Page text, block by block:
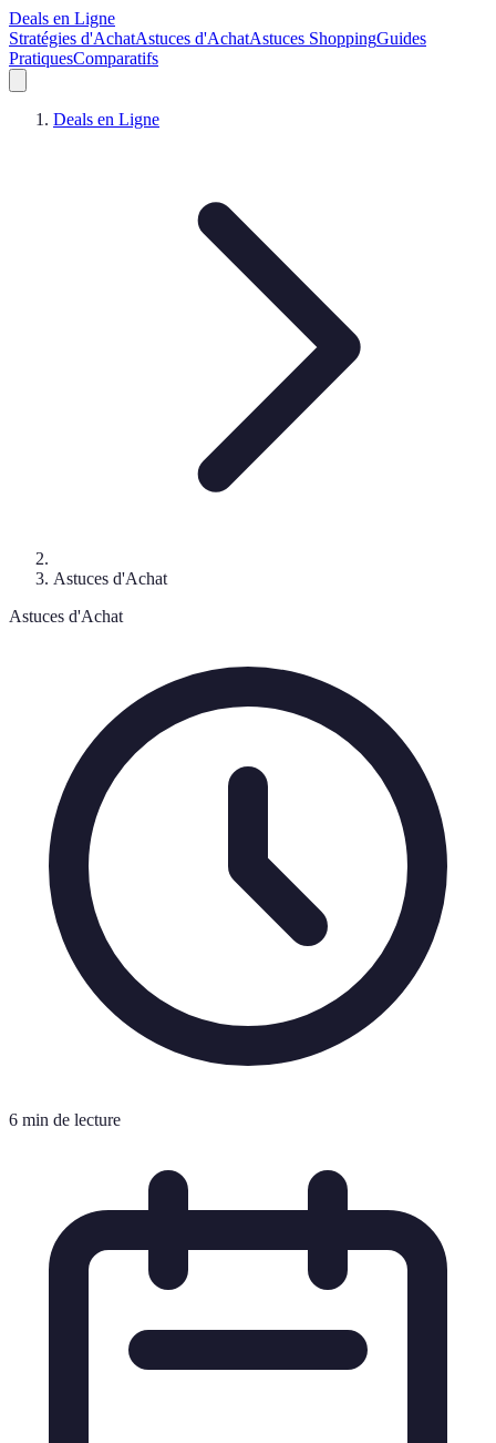
Deals en Ligne
Stratégies d'AchatAstuces d'AchatAstuces ShoppingGuides
PratiquesComparatifs
Deals en Ligne
Astuces d'Achat
Astuces d'Achat
6 min de lecture